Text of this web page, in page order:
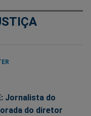
Jornalista do
do diretor